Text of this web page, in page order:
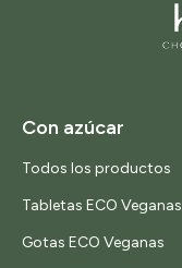
Con azúcar
Todos los productos
Tabletas ECO Veganas
Gotas ECO Veganas